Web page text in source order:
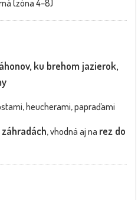
(zóna 4–8)
ku brehom jazierok,
heucherami, papraďami
, vhodná aj na rez do